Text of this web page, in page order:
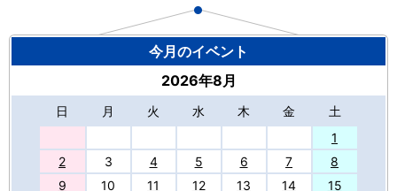
今月のイベント
2026年8月
日 月 火 水 木 金
土
1
2
3 4 5 6 7
8
9
10 11 12 13 14
15